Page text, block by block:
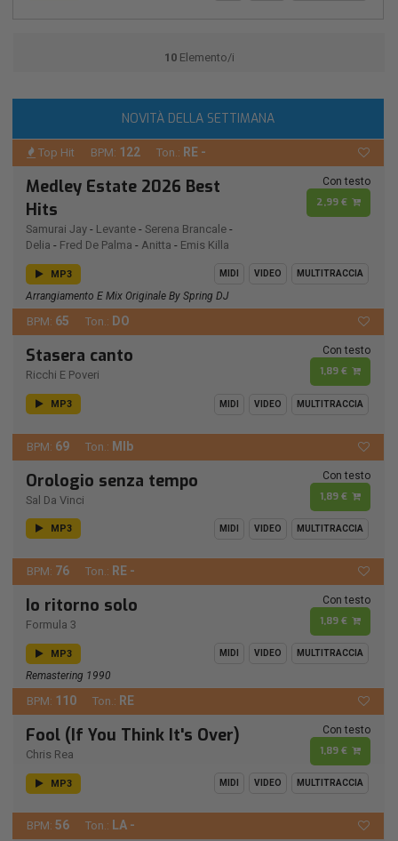
10Elemento/i
NOVITÀ DELLA SETTIMANA
Top Hit BPM: 122 Ton.: RE -
Medley Estate 2026 Best
Hits
Samurai Jay - Levante - Serena Brancale -
Delia - Fred De Palma - Anitta - Emis Killa
Con testo
2,99 €
MP3 MIDI VIDEO MULTITRACCIA
Arrangiamento E Mix Originale By Spring DJ
BPM: 65 Ton.: DO
Stasera canto
Ricchi E Poveri
Con testo
1,89 €
MP3 MIDI VIDEO MULTITRACCIA
BPM: 69 Ton.: MIb
Orologio senza tempo
Sal Da Vinci
Con testo
1,89 €
MP3 MIDI VIDEO MULTITRACCIA
BPM: 76 Ton.: RE -
Io ritorno solo
Formula 3
Con testo
1,89 €
MP3 MIDI VIDEO MULTITRACCIA
Remastering 1990
BPM: 110 Ton.: RE
Fool (If You Think It's Over)
Chris Rea
Con testo
1,89 €
MP3 MIDI VIDEO MULTITRACCIA
BPM: 56 Ton.: LA -